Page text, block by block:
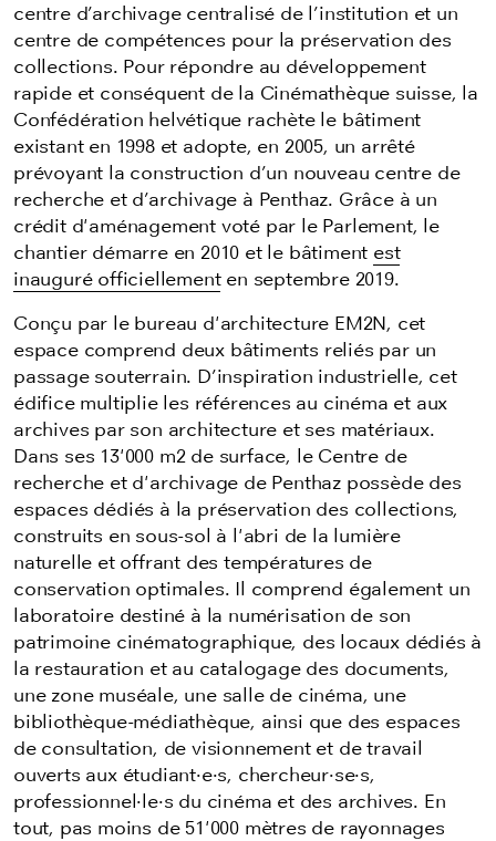
centre d’archivage centralisé de l’institution et un
centre de compétences pour la préservation des
collections. Pour répondre au développement
rapide et conséquent de la Cinémathèque suisse, la
Confédération helvétique rachète le bâtiment
existant en 1998 et adopte, en 2005, un arrêté
prévoyant la construction d’un nouveau centre de
recherche et d’archivage à Penthaz. Grâce à un
crédit d'aménagement voté par le Parlement, le
chantier démarre en 2010 et le bâtiment est
inauguré officiellementen septembre 2019.
Conçu par le bureau d'architecture EM2N, cet
espace comprend deux bâtiments reliés par un
passage souterrain. D’inspiration industrielle, cet
édifice multiplie les références au cinéma et aux
archives par son architecture et ses matériaux.
Dans ses 13'000 m2 de surface, le Centre de
recherche et d'archivage de Penthaz possède des
espaces dédiés à la préservation des collections,
construits en sous-sol à l'abri de la lumière
naturelle et offrant des températures de
conservation optimales. Il comprend également un
laboratoire destiné à la numérisation de son
patrimoine cinématographique, des locaux dédiés à
la restauration et au catalogage des documents,
une zone muséale, une salle de cinéma, une
bibliothèque-médiathèque, ainsi que des espaces
de consultation, de visionnement et de travail
ouverts aux étudiant·e·s, chercheur·se·s,
professionnel·le·s du cinéma et des archives. En
tout, pas moins de 51'000 mètres de rayonnages